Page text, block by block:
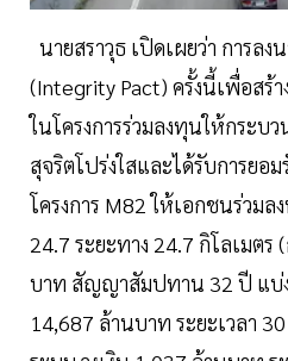
นายสราวุธ เปิดเผยว่า การล
(Integrity Pact) ครั้งนี้เพื่อสร้า
ในโครงการร่วมลงทุนให้กระบ
สุจริตโปร่งใสและได้รับการยอ
โครงการ M82 ให้เอกชนร่วมล
24.7 ระยะทาง 24.7 กิโลเมตร
บาท สัญญาสัมปทาน 32 ปี แบ่ง
14,687 ล้านบาท ระยะเวลา